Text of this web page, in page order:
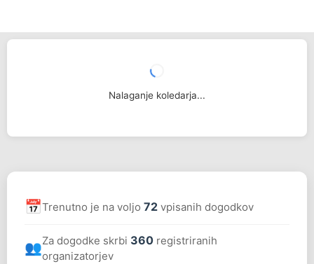
Nalaganje koledarja...
📅Trenutno je na voljo 72 vpisanih dogodkov
👥Za dogodke skrbi 360 registriranih
organizatorjev